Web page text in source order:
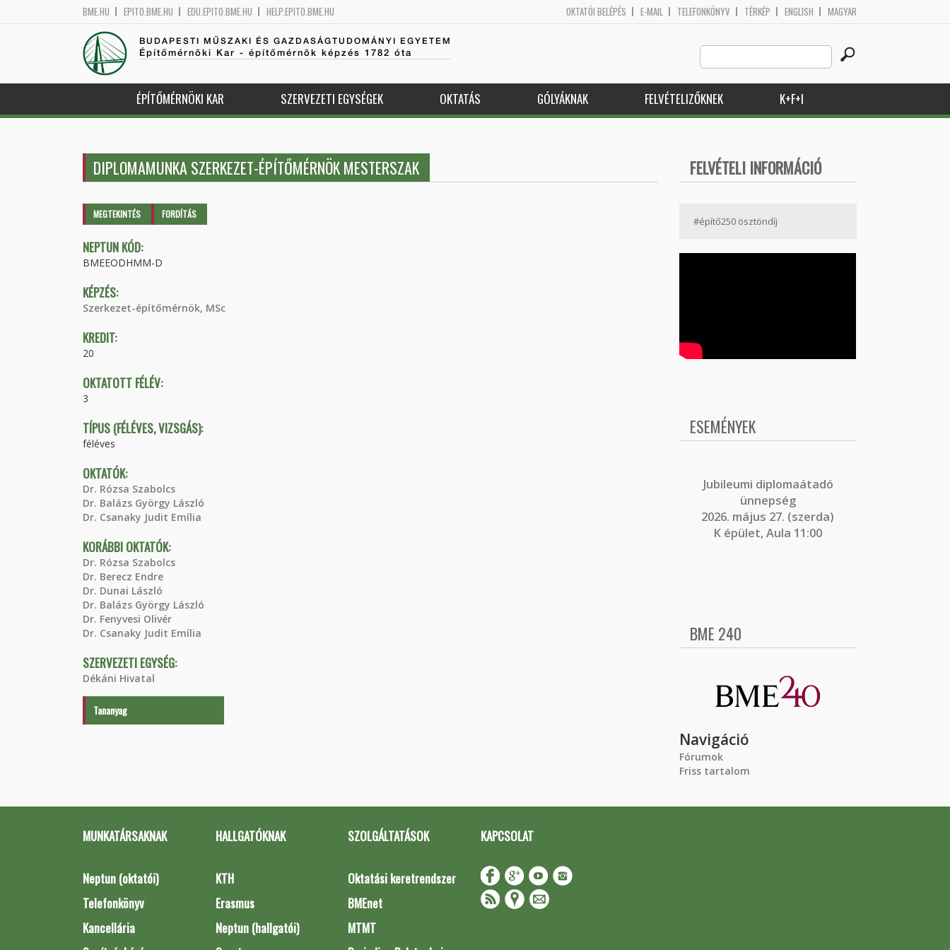
BME.HU EPITO.BME.HU EDU.EPITO.BME.HU HELP.EPITO.BME.HU OKTATÓI BELÉPÉS E-MAIL TELEFONKÖNYV TÉRKÉP ENGLISH MAGYAR
BUDAPESTI MŰSZAKI ÉS GAZDASÁGTUDOMÁNYI EGYETEM
Építőmérnöki Kar - építőmérnök képzés 1782 óta
Search
this
site
ÉPÍTŐMÉRNÖKI KAR SZERVEZETI EGYSÉGEK OKTATÁS GÓLYÁKNAK FELVÉTELIZŐKNEK K+F+I
DIPLOMAMUNKA SZERKEZET-ÉPÍTŐMÉRNÖK MESTERSZAK
Elsődleges fülek
MEGTEKINTÉS (AKTÍVFORDÍTÁS
NEPTUN KÓD:
BMEEODHMM-D
KÉPZÉS:
Szerkezet-építőmérnök, MSc
KREDIT:
20
OKTATOTT FÉLÉV:
3
TÍPUS (FÉLÉVES, VIZSGÁS):
féléves
OKTATÓK:
Dr. Rózsa Szabolcs
Dr. Balázs György László
Dr. Csanaky Judit Emília
KORÁBBI OKTATÓK:
Dr. Rózsa Szabolcs
Dr. Berecz Endre
Dr. Dunai László
Dr. Balázs György László
Dr. Fenyvesi Olivér
Dr. Csanaky Judit Emília
SZERVEZETI EGYSÉG:
Dékáni Hivatal
Tananyag
FELVÉTELI INFORMÁCIÓ
#építő250 ösztöndíj
ESEMÉNYEK
Jubileumi diplomaátadó
ünnepség
2026. május 27. (szerda)
K épület, Aula 11:00
BME 240
Navigáció
Fórumok
Friss tartalom
MUNKATÁRSAKNAK
Neptun (oktatói)
Telefonkönyv
Kancellária
HALLGATÓKNAK
KTH
Erasmus
Neptun (hallgatói)
SZOLGÁLTATÁSOK
Oktatási keretrendszer
BMEnet
MTMT
KAPCSOLAT